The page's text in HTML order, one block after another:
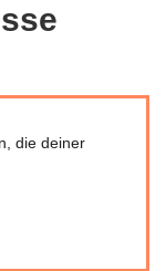
die deiner